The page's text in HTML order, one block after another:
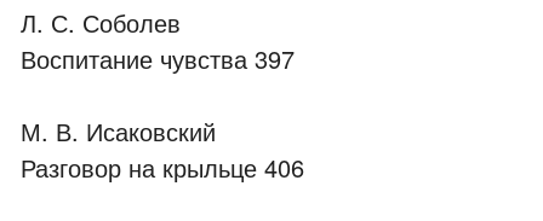
Л. С. Соболев
Воспитание чувства 397
М. В. Исаковский
Разговор на крыльце 406